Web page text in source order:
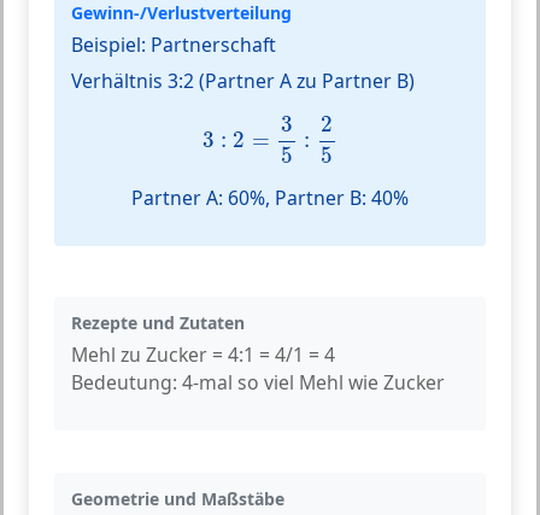
Gewinn-/Verlustverteilung
Beispiel: Partnerschaft
Verhältnis 3:2 (Partner A zu Partner B)
3 : 2 =
3
5
:
2
5
5: 5
Partner A: 60%, Partner B: 40%
Rezepte und Zutaten
Mehl zu Zucker = 4:1 = 4/1 = 4
Bedeutung: 4-mal so viel Mehl wie Zucker
Geometrie und Maßstäbe